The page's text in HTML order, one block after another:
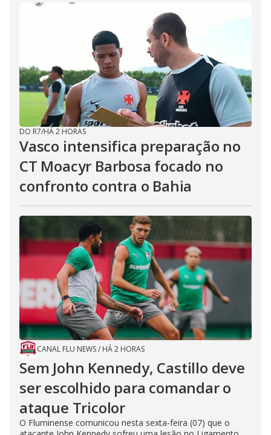
DO R7/HÁ 2 HORAS
Vasco intensifica preparação no
CT Moacyr Barbosa focado no
confronto contra o Bahia
CANAL FLU NEWS/ HÁ 2 HORAS
Sem John Kennedy, Castillo deve
ser escolhido para comandar o
ataque Tricolor
O Fluminense comunicou nesta sexta-feira (07) que o